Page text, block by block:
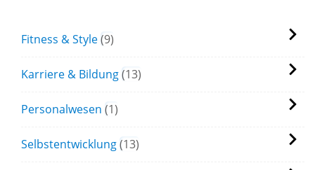
Fitness & Style 9
Karriere & Bildung 13
Personalwesen 1
Selbstentwicklung 13